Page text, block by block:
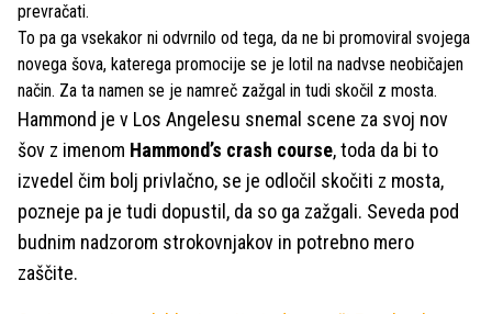
prevračati.
To pa ga vsekakor ni odvrnilo od tega, da ne bi promoviral svojega
novega šova, katerega promocije se je lotil na nadvse neobičajen
način. Za ta namen se je namreč zažgal in tudi skočil z mosta.
Hammond je v Los Angelesu snemal scene za svoj nov
šov z imenom Hammond’s crash course, toda da bi to
izvedel čim bolj privlačno, se je odločil skočiti z mosta,
pozneje pa je tudi dopustil, da so ga zažgali. Seveda pod
budnim nadzorom strokovnjakov in potrebno mero
zaščite.